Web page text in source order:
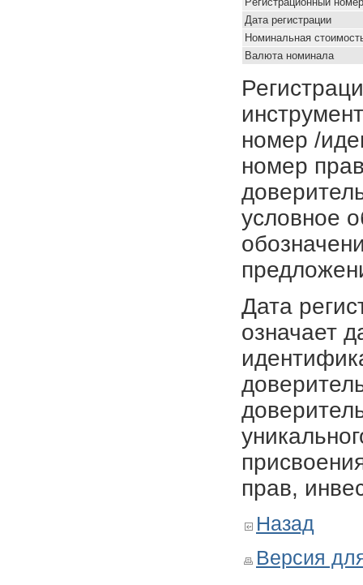
Дата регистрации
Номинальная
Валюта номинала
номер /
номер
условное
Дата
означает
прав,
Назад
Версия